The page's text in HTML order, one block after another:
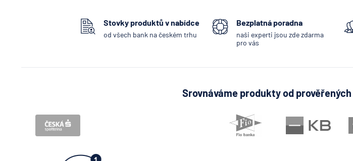
Stovky produktů v nabídce
od všech bank na českém trhu
Bezplatná poradna
naši experti jsou zde zdarma
pro vás
Srovnáváme produkty od